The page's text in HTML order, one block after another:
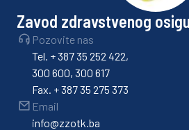
Zavod zdravstvenog
Pozovite nas
Tel. + 387 35 252 422,
300 600, 300 617
Fax. + 387 35 275 373
Email
info@zzotk.ba